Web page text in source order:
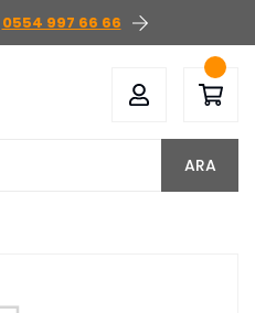
0554 997 66 66
ARA